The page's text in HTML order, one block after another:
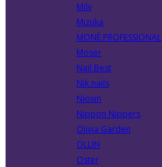
Milv
Mizuka
MONÈ PROFESSIONAL
Moser
Nail Best
Nik nails
Nioxin
Nippon Nippers
Olivia Garden
OLLIN
Oster